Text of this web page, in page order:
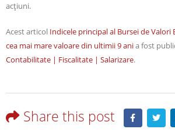
acțiuni.
Acest articol Indicele principal al Bursei de
cea mai mare valoare din ultimii 9 ania fost
Contabilitate | Fiscalitate | Salarizare.
Share this post